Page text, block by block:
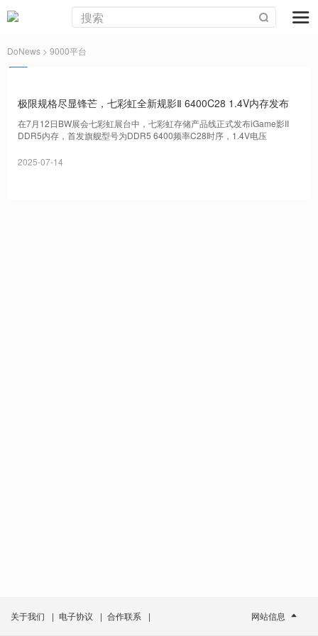
DoNews > 9000平台
极限规格尽显锋芒，七彩虹全新规影Ⅱ 6400C28 1.4V内存发布
在7月12日BW展会七彩虹展台中，七彩虹存储产品线正式发布iGame影II
DDR5内存，首发旗舰型号为DDR5 6400频率C28时序，1.4V电压
2025-07-14
关于我们 | 电子协议 | 合作联系 | 网站信息